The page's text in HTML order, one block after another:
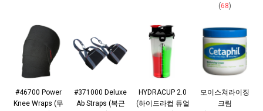
(68)
#46700 Power
Knee Wraps (무
#371000 Deluxe
Ab Straps (복근
HYDRACUP 2.0
(하이드라컵 듀얼
모이스쳐라이징
크림